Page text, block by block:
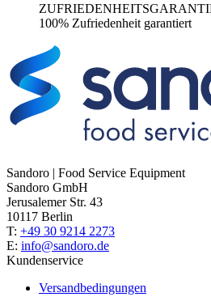
100% Zufriedenheit garantiert
Sandoro | Food Service Equipment
Sandoro GmbH
Jerusalemer Str. 43
10117 Berlin
T: +49 30 9214 2273
E: info@sandoro.de
Kundenservice
Versandbedingungen